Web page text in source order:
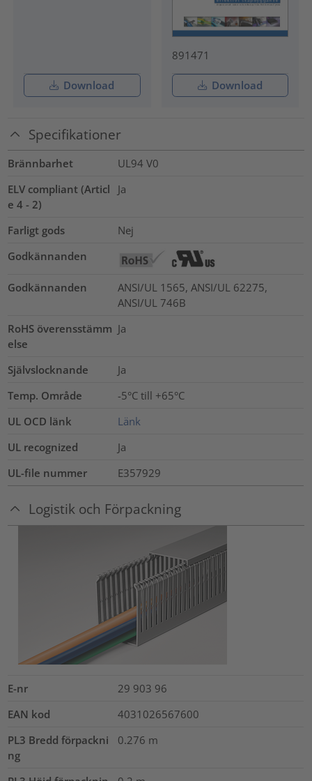
Download
891471
Download
Specifikationer
Brännbarhet
UL94 V0
ELV compliant (Articl
e 4 - 2)
Ja
Farligt gods
Nej
Godkännanden
Godkännanden
ANSI/UL 1565, ANSI/UL 62275,
ANSI/UL 746B
RoHS överensstämm
else
Ja
Självslocknande
Ja
Temp. Område
-5°C till +65°C
UL OCD länk
Länk
UL recognized
Ja
UL-file nummer
E357929
Logistik och Förpackning
E-nr
29 903 96
EAN kod
4031026567600
PL3 Bredd förpackni
ng
0.276 m